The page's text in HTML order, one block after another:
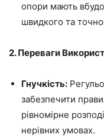
опори мають
швидкого та
2. Переваги
Гнучкість:
забезпечити
рівномірне
нерівних умовах.